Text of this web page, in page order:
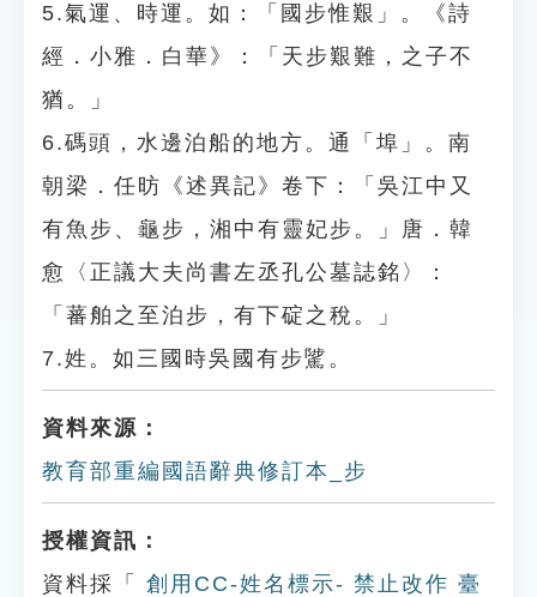
5.氣運、時運。如：「國步惟艱」。《詩
經．小雅．白華》：「天步艱難，之子不
猶。」
6.碼頭，水邊泊船的地方。通「埠」。南
朝梁．任昉《述異記》卷下：「吳江中又
有魚步、龜步，湘中有靈妃步。」唐．韓
愈〈正議大夫尚書左丞孔公墓誌銘〉：
「蕃舶之至泊步，有下碇之稅。」
7.姓。如三國時吳國有步騭。
資料來源：
教育部重編國語辭典修訂本_步
授權資訊：
資料採「
創用CC-姓名標示- 禁止改作 臺